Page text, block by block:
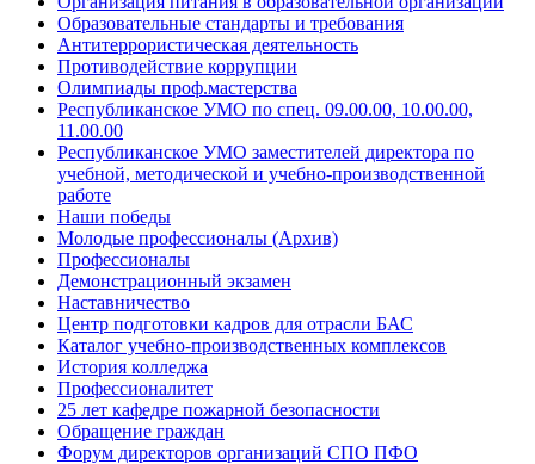
Образовательные стандарты и требования
Антитеррористическая деятельность
Противодействие коррупции
Олимпиады проф.мастерства
Республиканское УМО по спец. 09.00.00, 10.00.00,
11.00.00
Республиканское УМО заместителей директора по
учебной, методической и учебно-производственной
работе
Наши победы
Молодые профессионалы (Архив)
Профессионалы
Демонстрационный экзамен
Наставничество
Центр подготовки кадров для отрасли БАС
Каталог учебно-производственных комплексов
История колледжа
Профессионалитет
25 лет кафедре пожарной безопасности
Обращение граждан
Форум директоров организаций СПО ПФО